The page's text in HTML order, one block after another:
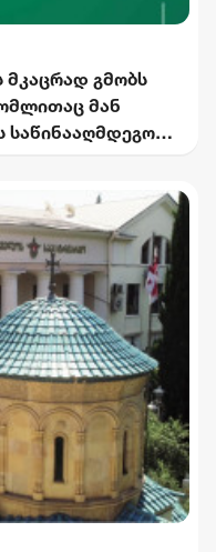
გმობს
მან
საწინააღმდეგოდ